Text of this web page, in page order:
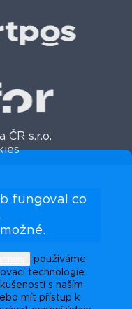
s.r.o.
fungoval co
používáme
technologie
s naším
mít přístup k